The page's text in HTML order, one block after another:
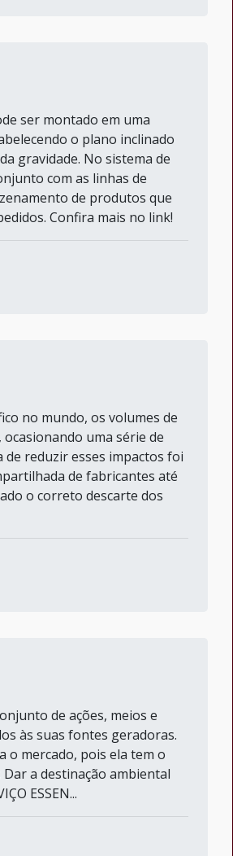
ser montado em uma
o plano inclinado
gravidade. No sistema de
com as linhas de
de produtos que
Confira mais no link!
no mundo, os volumes de
uma série de
reduzir esses impactos foi
de fabricantes até
o correto descarte dos
de ações, meios e
às suas fontes geradoras.
o mercado, pois ela tem o
a destinação ambiental
ESSEN...